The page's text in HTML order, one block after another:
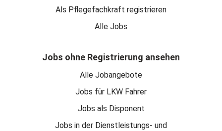
Als Pflegefachkraft registrieren
Alle Jobs
Jobs ohne Registrierung ansehen
Alle Jobangebote
Jobs für LKW Fahrer
Jobs als Disponent
Jobs in der Dienstleistungs- und